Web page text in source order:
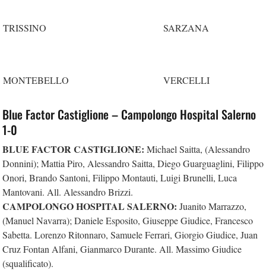
TRISSINO SARZANA
MONTEBELLO VERCELLI
Blue Factor Castiglione – Campolongo Hospital Salerno
1-0
BLUE FACTOR CASTIGLIONE: Michael Saitta, (Alessandro
Donnini); Mattia Piro, Alessandro Saitta, Diego Guarguaglini, Filippo
Onori, Brando Santoni, Filippo Montauti, Luigi Brunelli, Luca
Mantovani. All. Alessandro Brizzi.
CAMPOLONGO HOSPITAL SALERNO: Juanito Marrazzo,
(Manuel Navarra); Daniele Esposito, Giuseppe Giudice, Francesco
Sabetta. Lorenzo Ritonnaro, Samuele Ferrari, Giorgio Giudice, Juan
Cruz Fontan Alfani, Gianmarco Durante. All. Massimo Giudice
(squalificato).